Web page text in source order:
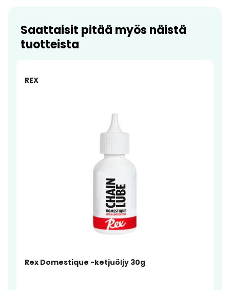
Saattaisit pitää myös näistä
tuotteista
REX
Rex Domestique -ketjuöljy 30g